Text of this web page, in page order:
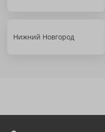
Нижний Новгород